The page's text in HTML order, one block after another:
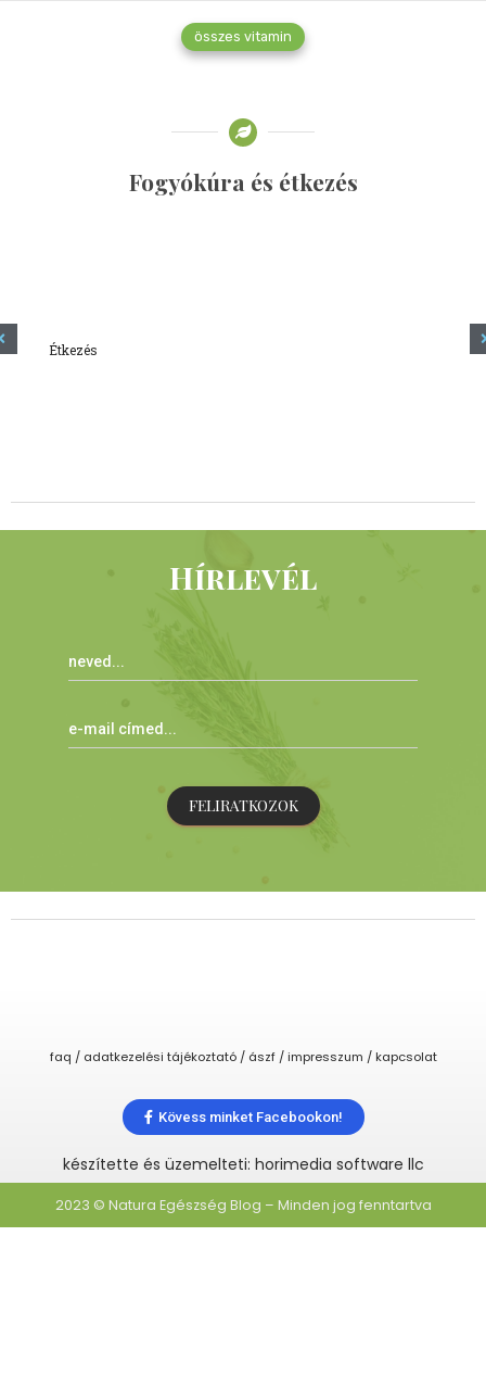
összes vitamin
Fogyókúra és étkezés
Étkezés
Hírlevél
FELIRATKOZOK
faq / adatkezelési tájékoztató / ászf / impresszum / kapcsolat
Kövess minket Facebookon!
készítette és üzemelteti: horimedia software llc
2023 © Natura Egészség Blog – Minden jog fenntartva